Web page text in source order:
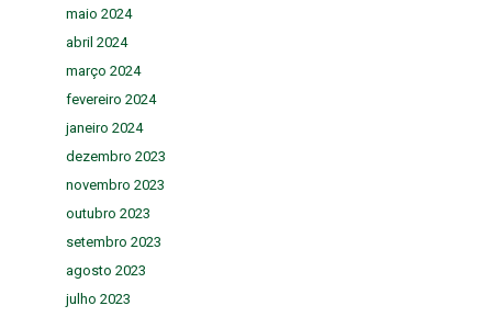
maio 2024
abril 2024
março 2024
fevereiro 2024
janeiro 2024
dezembro 2023
novembro 2023
outubro 2023
setembro 2023
agosto 2023
julho 2023